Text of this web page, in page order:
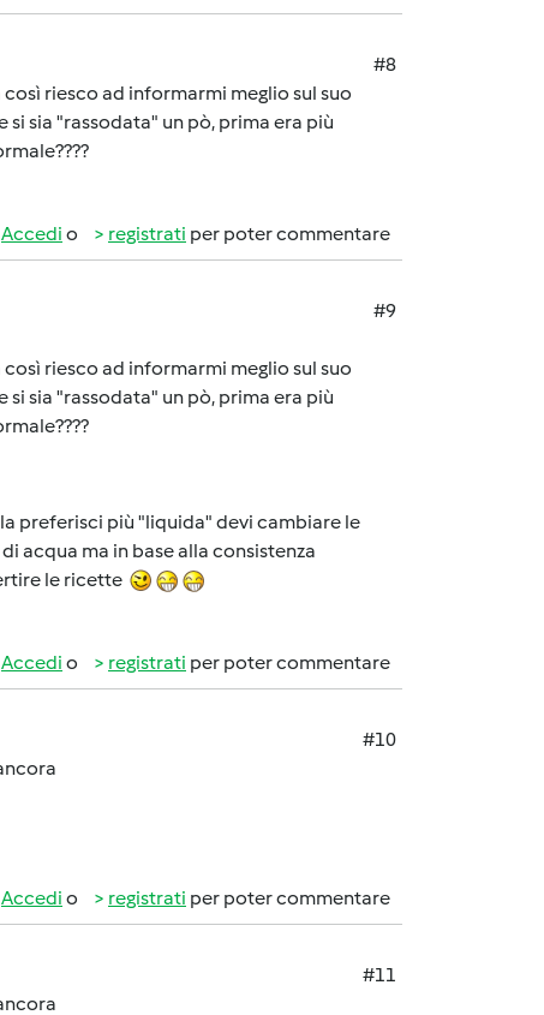
#8
riesco ad informarmi meglio sul suo
sia "rassodata" un pò, prima era più
Accedi o registrati per poter commentare
#9
riesco ad informarmi meglio sul suo
sia "rassodata" un pò, prima era più
preferisci più "liquida" devi cambiare le
acqua ma in base alla consistenza
le ricette
Accedi o registrati per poter commentare
#10
Accedi o registrati per poter commentare
#11